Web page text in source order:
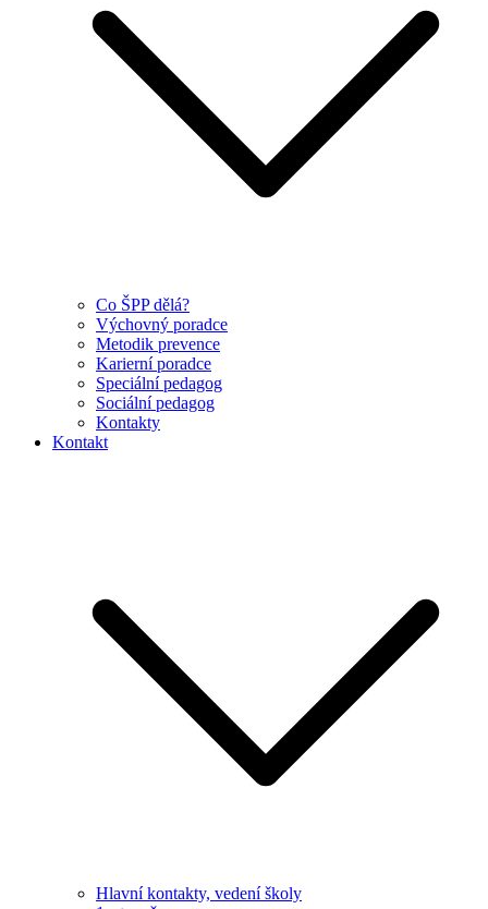
Co ŠPP dělá?
Výchovný poradce
Metodik prevence
Karierní poradce
Speciální pedagog
Sociální pedagog
Kontakty
Kontakt
Hlavní kontakty, vedení školy